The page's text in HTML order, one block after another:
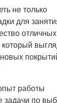
не только
для
работы
задачи по